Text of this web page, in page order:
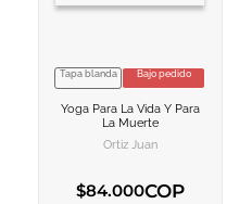
VER INFORMACION
AGREGAR AL
Tapa blanda Bajo pedido
Yoga Para La Vida Y Para
La Muerte
Ortiz Juan
$84.000COP